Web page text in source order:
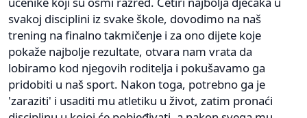
svakoj disciplini iz svake škole, dovodimo na naš
trening na finalno takmičenje i za ono dijete koje
pokaže najbolje rezultate, otvara nam vrata da
lobiramo kod njegovih roditelja i pokušavamo ga
pridobiti u naš sport. Nakon toga, potrebno ga je
'zaraziti' i usaditi mu atletiku u život, zatim pronaći